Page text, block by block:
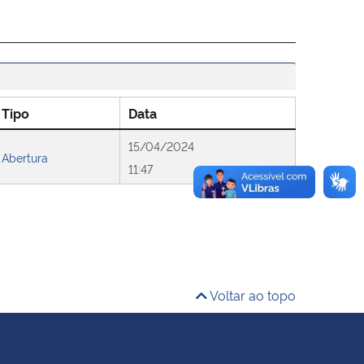
Tipo Data
Abertura
15/04/2024
11:47
Voltar ao topo